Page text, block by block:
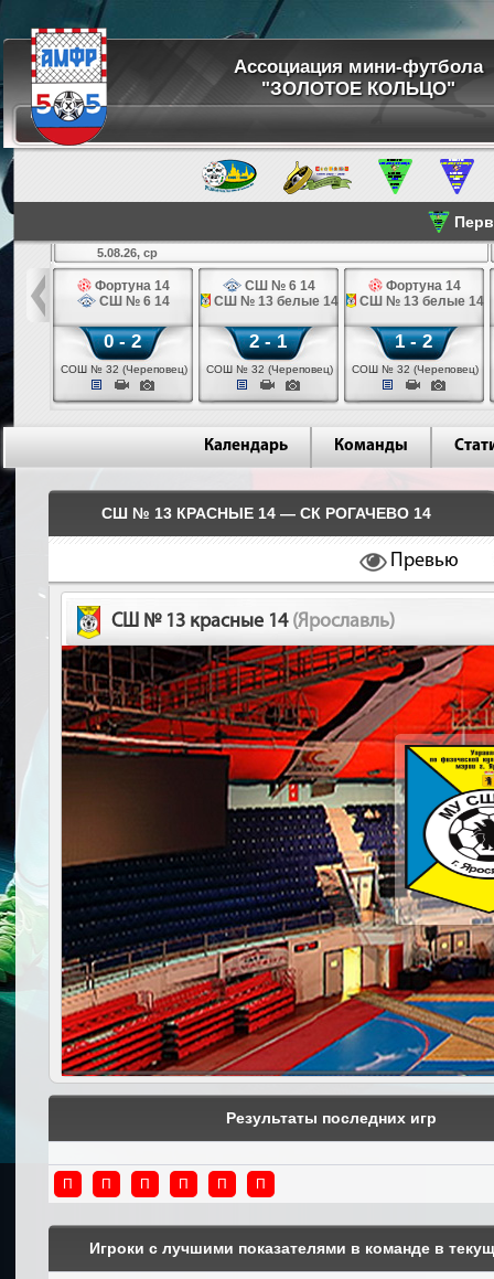
Ассоциация мини-футбола
"ЗОЛОТОЕ КОЛЬЦО"
14
5.08.26, ср
Фортуна 14
СШ № 6 14
0 - 2
СОШ № 32 (Череповец)
СШ № 6 14
СШ № 13 белые 14
2 - 1
СОШ № 32 (Череповец)
Фортуна 14
СШ № 13 белые 14
1 - 2
СОШ № 32 (Череповец)
Календарь Команды
СШ № 13 КРАСНЫЕ 14 — СК РОГАЧЕВО 14
Превью
СШ № 13 красные 14 (Ярославль)
Результаты последних игр
П П П П П П
Игроки с лучшими показателями в команде в